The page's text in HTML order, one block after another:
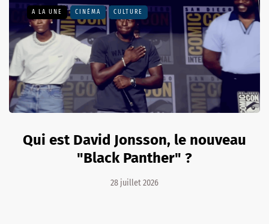
A LA UNE CINÉMA CULTURE
Qui est David Jonsson, le nouveau
"Black Panther" ?
28 juillet 2026